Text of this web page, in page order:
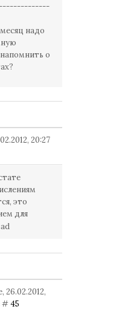
надо
о
20:27
это
для
26.02.2012,
#45